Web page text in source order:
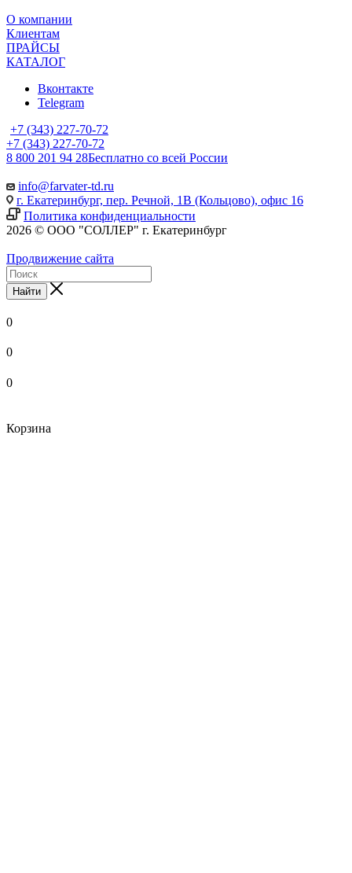
О компании
Клиентам
ПРАЙСЫ
КАТАЛОГ
Вконтакте
Telegram
+7 (343) 227-70-72
+7 (343) 227-70-72
8 800 201 94 28Бесплатно со всей России
info@farvater-td.ru
г. Екатеринбург, пер. Речной, 1В (Кольцово), офис 16
Политика конфиденциальности
2026 © ООО "СОЛЛЕР" г. Екатеринбург
Продвижение сайта
Найти
0
0
0
Корзина